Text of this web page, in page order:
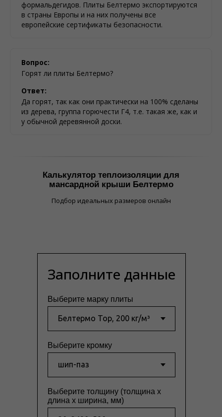
формальдегидов. Плиты Белтермо экспортируются
в страны Европы и на них получены все
европейские сертификаты безопасности.
Вопрос:
Горят ли плиты Белтермо?
Ответ:
Да горят, так как они практически на 100% сделаны
из дерева, группа горючести Г4, т.е. такая же, как и
у обычной деревянной доски.
Калькулятор теплоизоляции для
мансардной крыши Белтермо
Подбор идеальных размеров онлайн
Заполните данные
Выберите марку плиты
Выберите кромку
Выберите толщину (толщина x
длина x ширина, мм)